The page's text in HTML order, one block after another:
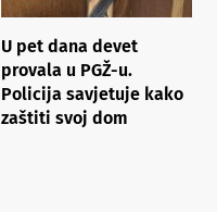
U pet dana devet
provala u PGŽ-u.
Policija savjetuje kako
zaštiti svoj dom